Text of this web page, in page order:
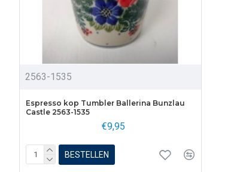
2563-1535
Espresso kop Tumbler Ballerina Bunzlau
Castle 2563-1535
€9,95
BESTELLEN